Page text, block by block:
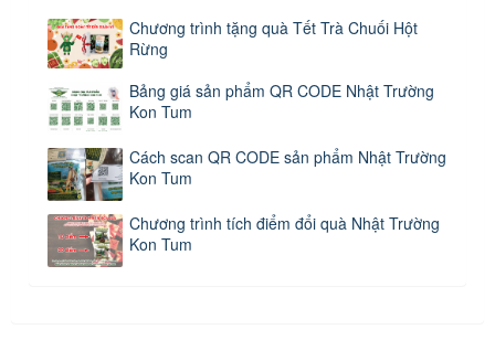
Chương trình tặng quà Tết Trà Chuối Hột
Rừng
Bảng giá sản phẩm QR CODE Nhật Trường
Kon Tum
Cách scan QR CODE sản phẩm Nhật Trường
Kon Tum
Chương trình tích điểm đổi quà Nhật Trường
Kon Tum